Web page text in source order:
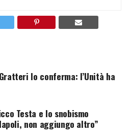
lo conferma: l’Unità ha
Testa e lo snobismo
non aggiungo altro”